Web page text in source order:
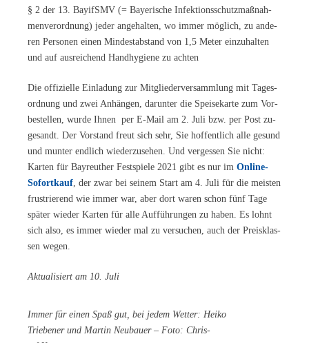
§ 2 der 13. BayifSMV (= Baye­ri­sche In­fek­ti­ons­schutz­maß­nah­
men­ver­ord­nung) je­der an­ge­hal­ten, wo im­mer mög­lich, zu an­de­
ren Per­so­nen ei­nen Min­dest­ab­stand von 1,5 Me­ter ein­zu­hal­ten
und auf aus­rei­chend Hand­hy­gie­ne zu achten
Die of­fi­zi­el­le Ein­la­dung zur Mit­glie­der­ver­samm­lung mit Ta­ges­
ord­nung und zwei An­hän­gen, dar­un­ter die Spei­se­kar­te zum Vor­
be­stel­len, wur­de Ih­nen per E-Mail am 2. Juli bzw. per Post zu­
ge­sandt. Der Vor­stand freut sich sehr, Sie hof­fent­lich alle ge­sund
und mun­ter end­lich wie­der­zu­se­hen. Und ver­ges­sen Sie nicht:
Kar­ten für Bay­reu­ther Fest­spie­le 2021 gibt es nur im On­line-
So­fort­kauf , der zwar bei sei­nem Start am 4. Juli für die meis­ten
frus­trie­rend wie im­mer war, aber dort wa­ren schon fünf Tage
spä­ter wie­der Kar­ten für alle Auf­füh­run­gen zu ha­ben. Es lohnt
sich also, es im­mer wie­der mal zu ver­su­chen, auch der Preis­klas­
sen wegen.
Ak­tua­li­siert am 10. Juli
Im­mer für ei­nen Spaß gut, bei je­dem Wet­ter: Hei­ko
Trie­be­ner und Mar­tin Neu­bau­er – Foto: Chris­